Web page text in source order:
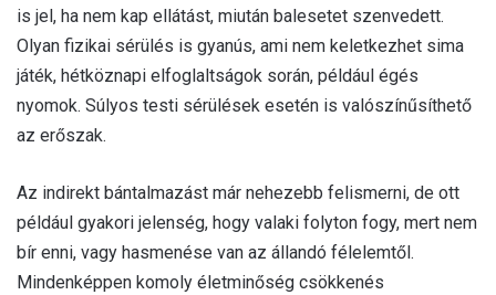
is jel, ha nem kap ellátást, miután balesetet szenvedett.
Olyan fizikai sérülés is gyanús, ami nem keletkezhet sima
játék, hétköznapi elfoglaltságok során, például égés
nyomok. Súlyos testi sérülések esetén is valószínűsíthető
az erőszak.
Az indirekt bántalmazást már nehezebb felismerni, de ott
például gyakori jelenség, hogy valaki folyton fogy, mert nem
bír enni, vagy hasmenése van az állandó félelemtől.
Mindenképpen komoly életminőség csökkenés